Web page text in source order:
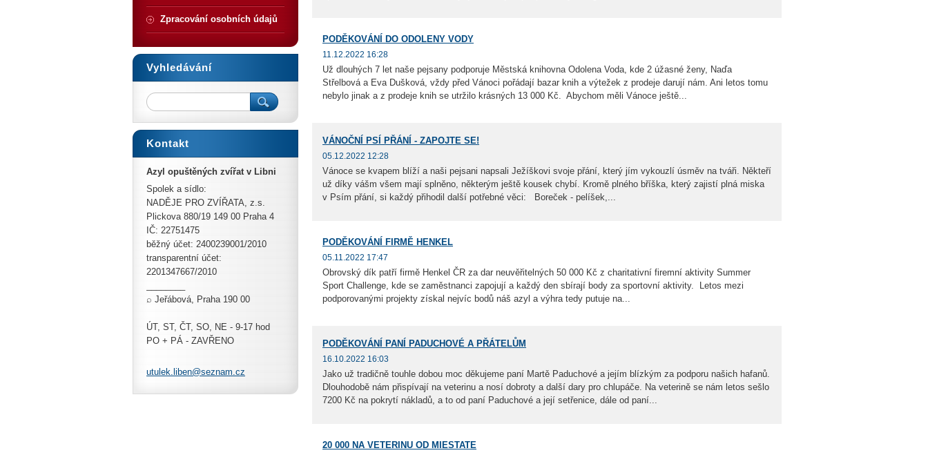
PODĚKOVÁNÍ DO ODOLENY VODY
11.12.2022 16:28
Už dlouhých 7 let naše pejsany podporuje Městská knihovna Odolena Voda, kde 2 úžasné ženy, Naďa
Střelbová a Eva Dušková, vždy před Vánoci pořádají bazar knih a výtežek z prodeje darují nám. Ani letos tomu
nebylo jinak a z prodeje knih se utržilo krásných 13 000 Kč. Abychom měli Vánoce ještě...
VÁNOČNÍ PSÍ PŘÁNÍ - ZAPOJTE SE!
05.12.2022 12:28
Vánoce se kvapem blíží a naši pejsani napsali Ježíškovi svoje přání, který jím vykouzlí úsměv na tváři. Někteří
už díky vášm všem mají splněno, některým ještě kousek chybí. Kromě plného bříška, který zajistí plná miska
v Psím přání, si každý přihodil další potřebné věci: Boreček - pelíšek,...
PODĚKOVÁNÍ FIRMĚ HENKEL
05.11.2022 17:47
Obrovský dík patří firmě Henkel ČR za dar neuvěřitelných 50 000 Kč z charitativní firemní aktivity Summer
Sport Challenge, kde se zaměstnanci zapojují a každý den sbírají body za sportovní aktivity. Letos mezi
podporovanými projekty získal nejvíc bodů náš azyl a výhra tedy putuje na...
PODĚKOVÁNÍ PANÍ PADUCHOVÉ A PŘÁTELŮM
16.10.2022 16:03
Jako už tradičně touhle dobou moc děkujeme paní Martě Paduchové a jejím blízkým za podporu našich hafanů.
Dlouhodobě nám přispívají na veterinu a nosí dobroty a další dary pro chlupáče. Na veterině se nám letos sešlo
7200 Kč na pokrytí nákladů, a to od paní Paduchové a její setřenice, dále od paní...
20 000 NA VETERINU OD MIESTATE
Zpracování osobních údajů
Vyhledávání
Kontakt
Azyl opuštěných zvířat v Libni
Spolek a sídlo:
NADĚJE PRO ZVÍŘATA, z.s.
Plickova 880/19 149 00 Praha 4
IČ: 22751475
běžný účet: 2400239001/2010
transparentní účet:
2201347667/2010
⌕ Jeřábová, Praha 190 00
ÚT, ST, ČT, SO, NE - 9-17 hod
PO + PÁ - ZAVŘENO
utulek.l iben@seznam.cz